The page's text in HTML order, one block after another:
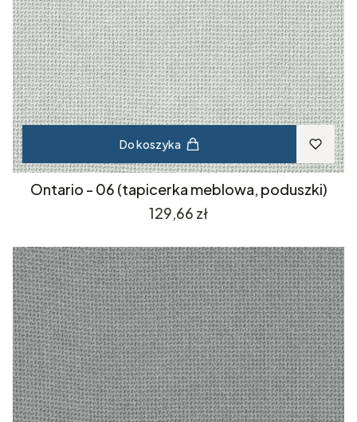
Do koszyka
Ontario - 06 (tapicerka meblowa, poduszki)
Cena
129,66 zł